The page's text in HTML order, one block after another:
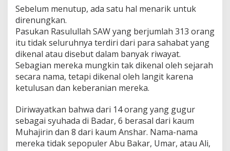
Sebelum menutup, ada satu hal menarik untuk
direnungkan.
Pasukan Rasulullah SAW yang berjumlah 313 orang
itu tidak seluruhnya terdiri dari para sahabat yang
dikenal atau disebut dalam banyak riwayat.
Sebagian mereka mungkin tak dikenal oleh sejarah
secara nama, tetapi dikenal oleh langit karena
ketulusan dan keberanian mereka.
Diriwayatkan bahwa dari 14 orang yang gugur
sebagai syuhada di Badar, 6 berasal dari kaum
Muhajirin dan 8 dari kaum Anshar. Nama-nama
mereka tidak sepopuler Abu Bakar, Umar, atau Ali,